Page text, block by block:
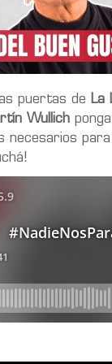
puertas de La
Wullich
necesarios